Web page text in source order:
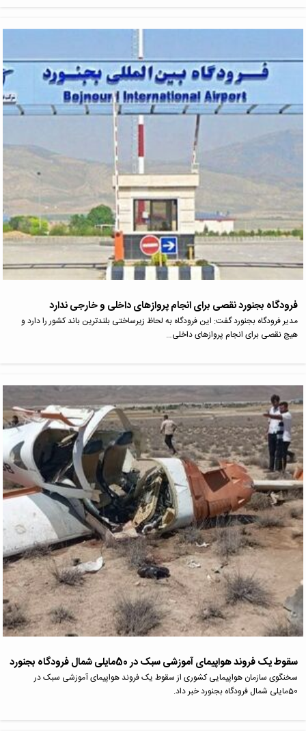
فرودگاه بجنورد نقصی برای انجام پروازهای داخلی و خارجی ندارد
مدیر فرودگاه بجنورد گفت: این فرودگاه به لحاظ زیرساختی بلندترین باند کشور را دارد و
هیچ نقصی برای انجام پروازهای داخلی…
سقوط یک فروند هواپیمای آموزشی سبک در 50مایلی شمال فرودگاه بجنورد
سخنگوی سازمان هواپیمایی کشوری از سقوط یک فروند هواپیمای آموزشی سبک در
50مایلی شمال فرودگاه بجنورد خبر داد.